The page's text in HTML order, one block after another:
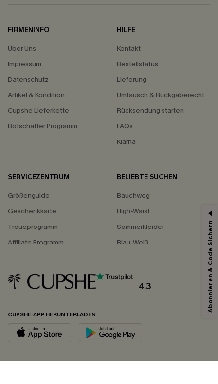
FIRMENINFO
Über Uns
Impressum
Datenschutz
Artikel & Kondition
Cupshe Lieferkette
Botschafter Programm
HILFE
Kontakt
Bestellstatus
Lieferung
Umtausch & Rückgaberecht
Rücksendung starten
FAQs
Klarna
SERVICEZENTRUM
Größenguide
Geschenkkarte
Treueprogramm
Affiliate Programm
BELIEBTE SUCHEN
Bauchweg
High-Waist
Sommerkleider
Blau-Weiß
4.3
CUPSHE-APP HERUNTERLADEN
Abonnieren & Code Sichern